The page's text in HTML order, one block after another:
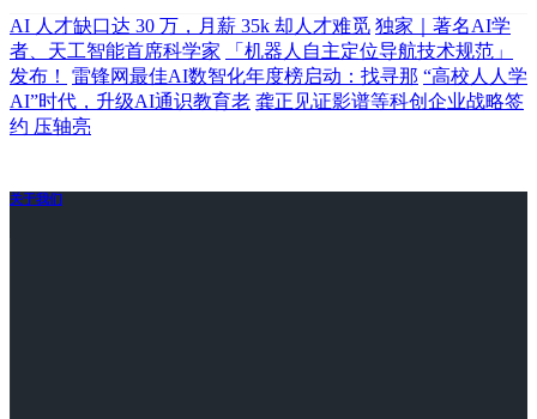
AI 人才缺口达 30 万，月薪 35k 却人才难觅 独家｜著名AI学
者、天工智能首席科学家
「机器人自主定位导航技术规范」
发布！
雷锋网最佳AI数智化年度榜启动：找寻那 “高校人人学
AI”时代，升级AI通识教育老 龚正见证影谱等科创企业战略签
约 压轴亮
关于我们